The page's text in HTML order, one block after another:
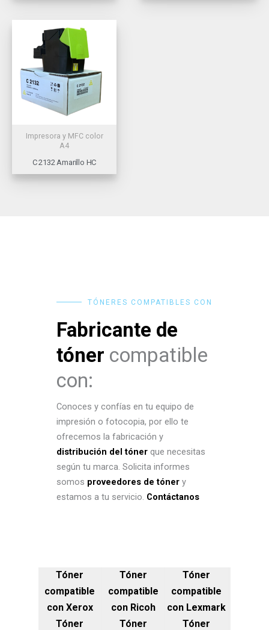
Impresora y MFC color
A4
C 2132 Amarillo HC
TÓNERES COMPATIBLES CON
Fabricante de
tóner compatible
con:
Conoces y confías en tu equipo de
impresión o fotocopia, por ello te
ofrecemos la fabricación y
distribución del tóner que necesitas
según tu marca. Solicita informes
somos proveedores de tóner y
estamos a tu servicio. Contáctanos
Tóner
compatible
con Xerox
Tóner
compatible
con Ricoh
Tóner
compatible
con Lexmark
Tóner
Tóner
Tóner